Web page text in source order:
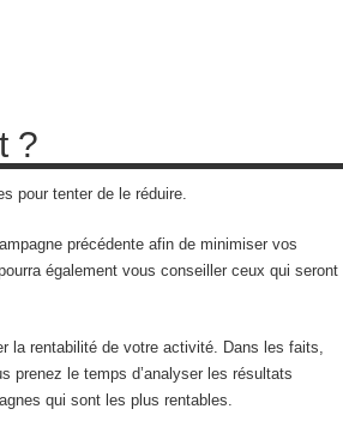
?
pour tenter de le réduire.
précédente afin de minimiser vos
également vous conseiller ceux qui seront
la rentabilité de votre activité. Dans les faits,
prenez le temps d’analyser les résultats
qui sont les plus rentables.